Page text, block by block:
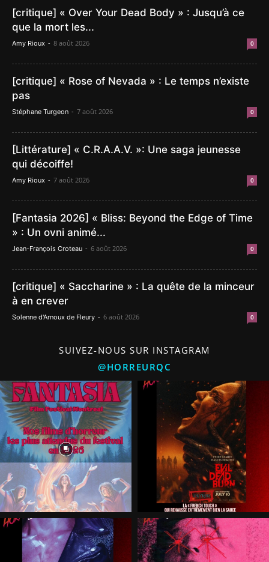
[critique] « Over Your Dead Body » : Jusqu’à ce
que la mort les...
Amy Rioux - 8 août 2026 0
[critique] « Rose of Nevada » : Le temps n’existe
pas
Stéphane Turgeon - 7 août 2026 0
[Littérature] « C.R.A.A.V. »: Une saga jeunesse
qui décoiffe!
Amy Rioux - 7 août 2026 0
[Fantasia 2026] « Bliss: Beyond the Edge of Time
» : Un ovni animé...
Jean-François Croteau - 6 août 2026 0
[critique] « Saccharine » : La quête de la minceur
à en crever
Solenne d'Arnoux de Fleury - 6 août 2026 0
SUIVEZ-NOUS SUR INSTAGRAM
@HORREURQC